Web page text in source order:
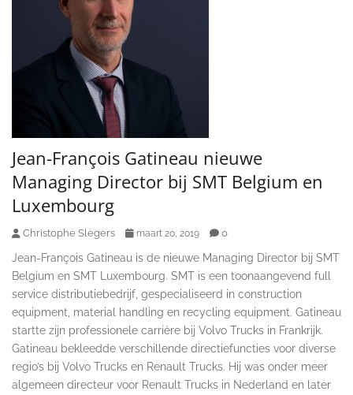
Jean-François Gatineau nieuwe
Managing Director bij SMT Belgium en
Luxembourg
Christophe Slegers maart 20, 2019 0
Jean-François Gatineau is de nieuwe Managing Director bij SMT
Belgium en SMT Luxembourg. SMT is een toonaangevend full
service distributiebedrijf, gespecialiseerd in construction
equipment, material handling en recycling equipment. Gatineau
startte zijn professionele carrière bij Volvo Trucks in Frankrijk.
Gatineau bekleedde verschillende directiefuncties voor diverse
regio’s bij Volvo Trucks en Renault Trucks. Hij was onder meer
algemeen directeur voor Renault Trucks in Nederland en later